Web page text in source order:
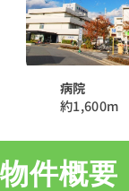
病院
約1,600m
物件概要